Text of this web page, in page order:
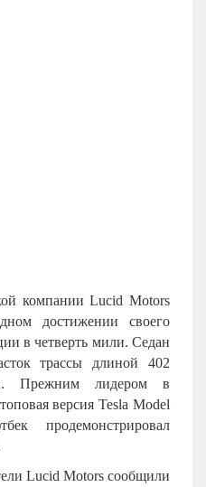
компании Lucid Motors
достижении своего
в четверть мили. Седан
трассы длиной 402
Прежним лидером в
версия Tesla Model
продемонстрировал
Lucid Motors сообщили